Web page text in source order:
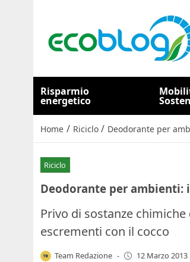
Risparmio
energetico
Home / Riciclo / Deodorante per
Riciclo
Deodorante per ambienti:
Privo di sostanze
escrementi con il cocco
Team Redazione - 12 Marzo 2013